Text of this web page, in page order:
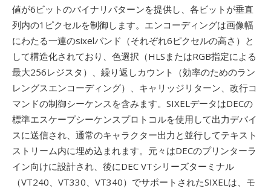
値が6ビットのバイナリパターンを提供し、各ビットが垂直
列内の1ピクセルを制御します。エンコーディングは画像幅
にわたる一連のsixelバンド（それぞれ6ピクセルの高さ）と
して構造化されており、色選択（HLSまたはRGB指定による
最大256レジスタ）、繰り返しカウント（効率のためのラン
レングスエンコーディング）、キャリッジリターン、改行コ
マンドの制御シーケンスを含みます。SIXELデータはDECの
標準エスケープシーケンスプロトコルを使用して出力デバイ
スに送信され、通常のキャラクター出力と並行してテキスト
ストリーム内に埋め込まれます。元々はDECのプリンターラ
イン向けに設計され、後にDEC VTシリーズターミナル
（VT240、VT330、VT340）でサポートされたSIXELは、モ